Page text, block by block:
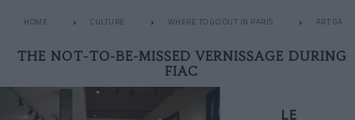
HOME CULTURE WHERE TO GO OUT IN PARIS ART
THE NOT-TO-BE-MISSED VERNISSAGE DURING
FIAC